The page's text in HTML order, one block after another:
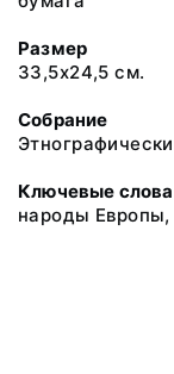
Размер
33,5х24,5 см.
Собрание
Ключевые слова
народы